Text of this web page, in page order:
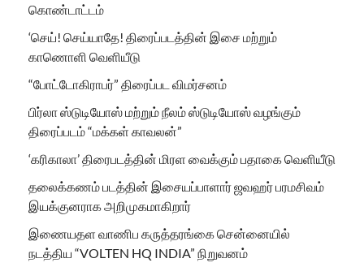
கொண்டாட்டம்
‘செய்! செய்யாதே! திரைப்படத்தின் இசை மற்றும்
காணொளி வெளியீடு
“போட்டோகிராபர்” திரைப்பட விமர்சனம்
பிர்லா ஸ்டுடியோஸ் மற்றும் நீலம் ஸ்டுடியோஸ் வழங்கும்
திரைப்படம் “மக்கள் காவலன்”
‘கரிகாலா’ திரைபடத்தின் மிரள வைக்கும் பதாகை வெளியீடு
தலைக்கணம் படத்தின் இசையப்பாளார் ஜவஹர் பரமசிவம்
இயக்குனராக அறிமுகமாகிறார்
இணையதள வாணிப கருத்தரங்கை சென்னையில்
நடத்திய “VOLTEN HQ INDIA” நிறுவனம்